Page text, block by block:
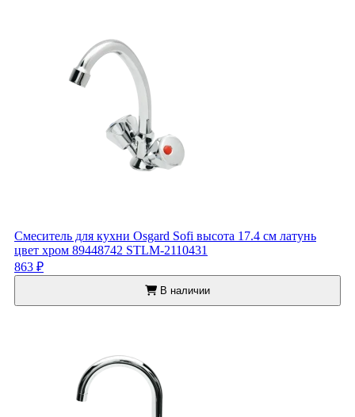
Смеситель для кухни Osgard Sofi высота 17.4 см латунь
цвет хром 89448742 STLM-2110431
863 ₽
В наличии